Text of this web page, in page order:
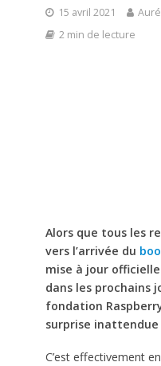
15 avril 2021
2 min de lecture
Alors que tous les
vers l’arrivée du
mise à jour
dans les prochains
fondation
surprise inattendue
C’est effectivement